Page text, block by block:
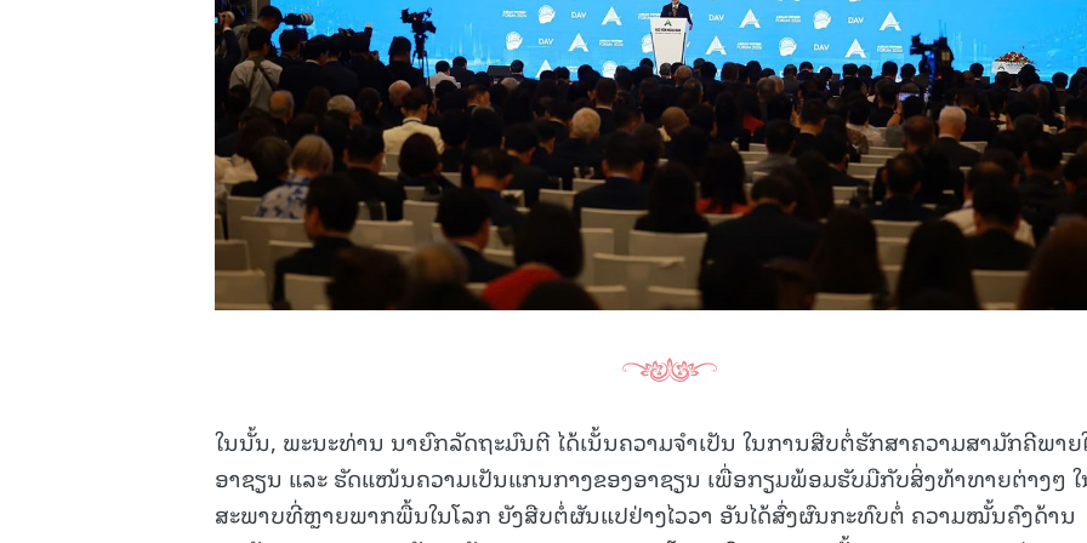
ໃນນັ້ນ, ພະນະທ່ານ ນາຍົກລັດຖະມົນຕີ ໄດ້ເນັ້ນຄວາມຈຳເປັນ ໃນການສືບຕໍ່ຮັກສາຄວາມສາມັກຄີພາຍ
ອາຊຽນ ແລະ ຮັດແໜ້ນຄວາມເປັນແກນກາງຂອງອາຊຽນ ເພື່ອກຽມພ້ອມຮັບມືກັບສິ່ງທ້າທາຍຕ່າງໆ
ສະພາບທີ່ຫຼາຍພາກພື້ນໃນໂລກ ຍັງສືບຕໍ່ຜັນແປຢ່າງໄວວາ ອັນໄດ້ສົ່ງຜົນກະທົບຕໍ່ ຄວາມໝັ້ນຄົງດ້ານ